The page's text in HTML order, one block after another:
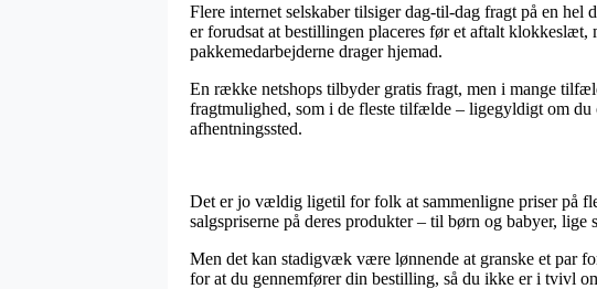
Flere internet selskaber tilsiger dag-til-dag fragt på en
er forudsat at bestillingen placeres før et aftalt
pakkemedarbejderne drager hjemad.
En række netshops tilbyder gratis fragt, men i mange
fragtmulighed, som i de fleste tilfælde – ligegyldigt om
afhentningssted.
Det er jo vældig ligetil for folk at sammenligne priser på
salgspriserne på deres produkter – til børn og babyer,
Men det kan stadigvæk være lønnende at granske et par
for at du gennemfører din bestilling, så du ikke er i tvivl